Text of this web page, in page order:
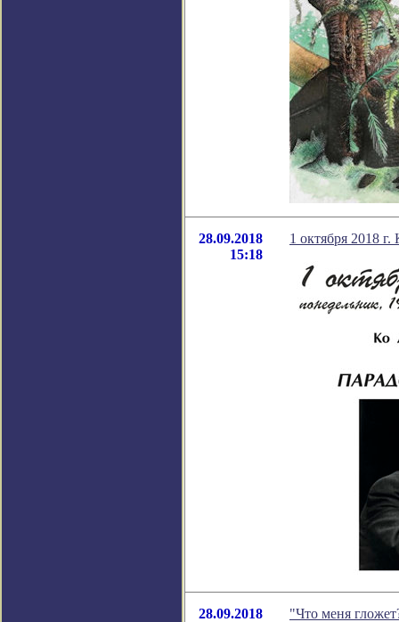
28.09.2018
15:18
1 октября 2018
28.09.2018 "Что меня